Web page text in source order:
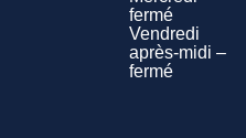
fermé
Vendredi
après-midi –
fermé